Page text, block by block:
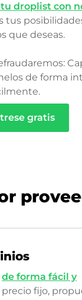
droplist con
tus
que deseas.
de forma
gratis
de forma fácil y
precio fijo,